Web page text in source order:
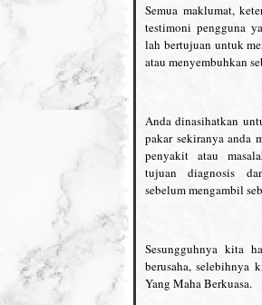
Semua maklumat,
testimoni pengguna
lah bertujuan untuk
atau menyembuhkan
Anda dinasihatkan
pakar sekiranya anda
penyakit atau
tujuan diagnosis
sebelum mengambil
Sesungguhnya kita
berusaha, selebihnya
Yang Maha Berkuasa.